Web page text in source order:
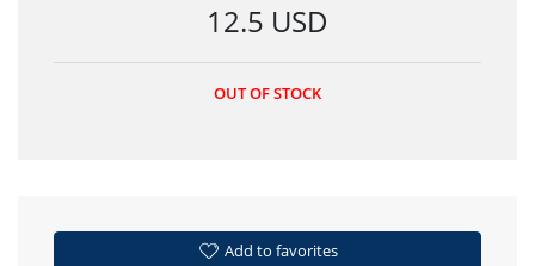
12.5 USD
OUT OF STOCK
Add to favorites